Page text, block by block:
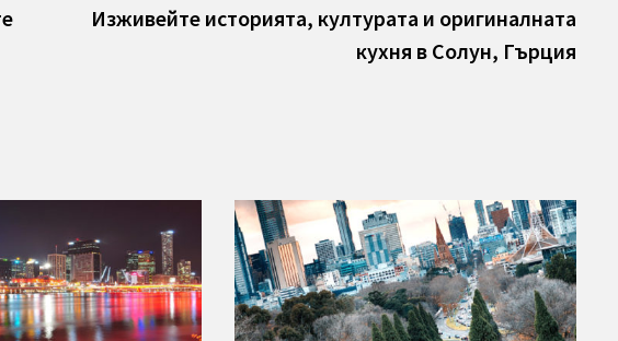
post:
Изживейте историята, културата и оригиналната
кухня в Солун, Гърция